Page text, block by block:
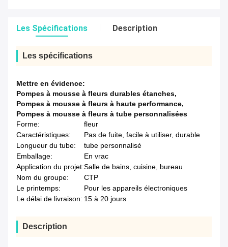
Les Spécifications Description
Les spécifications
Mettre en évidence:
Pompes à mousse à fleurs durables étanches,
Pompes à mousse à fleurs à haute performance,
Pompes à mousse à fleurs à tube personnalisées
Forme:
fleur
Caractéristiques:
Pas de fuite, facile à utiliser, durable
Longueur du tube:
tube personnalisé
Emballage:
En vrac
Application du projet:Salle de bains, cuisine, bureau
Nom du groupe:
CTP
Le printemps:
Pour les appareils électroniques
Le délai de livraison: 15 à 20 jours
Description